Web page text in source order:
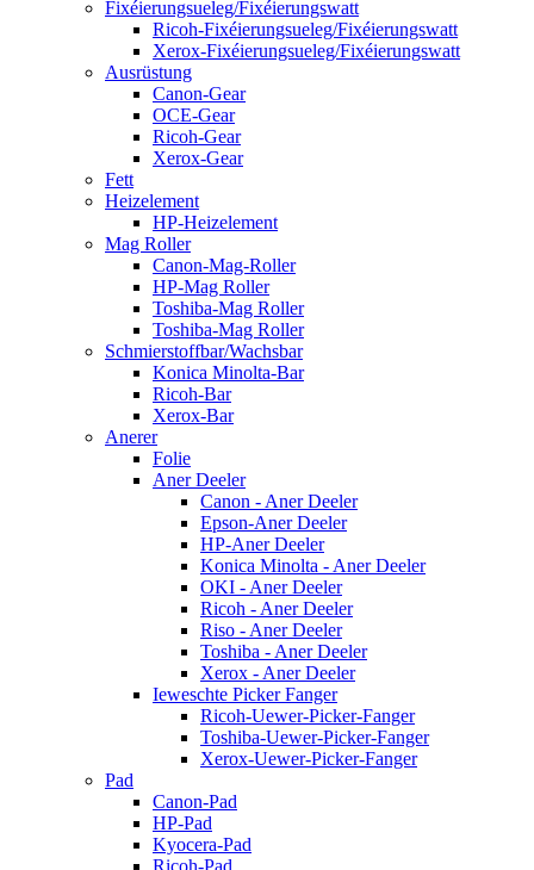
Fixéierungsueleg/Fixéierungswatt
Ricoh-Fixéierungsueleg/Fixéierungswatt
Xerox-Fixéierungsueleg/Fixéierungswatt
Ausrüstung
Canon-Gear
OCE-Gear
Ricoh-Gear
Xerox-Gear
Fett
Heizelement
HP-Heizelement
Mag Roller
Canon-Mag-Roller
HP-Mag Roller
Toshiba-Mag Roller
Toshiba-Mag Roller
Schmierstoffbar/Wachsbar
Konica Minolta-Bar
Ricoh-Bar
Xerox-Bar
Anerer
Folie
Aner Deeler
Canon - Aner Deeler
Epson-Aner Deeler
HP-Aner Deeler
Konica Minolta - Aner Deeler
OKI - Aner Deeler
Ricoh - Aner Deeler
Riso - Aner Deeler
Toshiba - Aner Deeler
Xerox - Aner Deeler
Ieweschte Picker Fanger
Ricoh-Uewer-Picker-Fanger
Toshiba-Uewer-Picker-Fanger
Xerox-Uewer-Picker-Fanger
Pad
Canon-Pad
HP-Pad
Kyocera-Pad
Ricoh-Pad